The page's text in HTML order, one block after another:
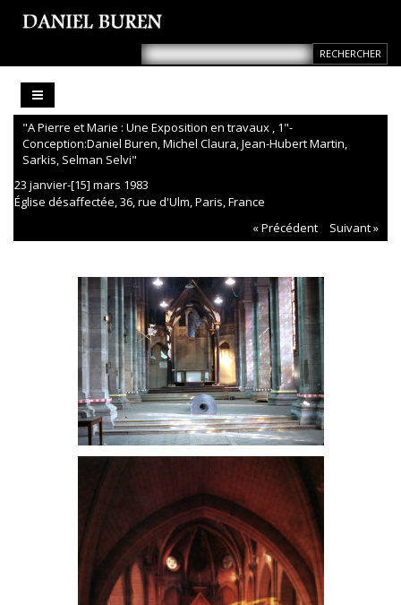
"A Pierre et Marie : Une Exposition en travaux , 1"-
Conception:Daniel Buren, Michel Claura, Jean-Hubert Martin,
Sarkis, Selman Selvi"
23 janvier-[15] mars 1983
Église désaffectée, 36, rue d'Ulm, Paris, France
« Précédent
Suivant »